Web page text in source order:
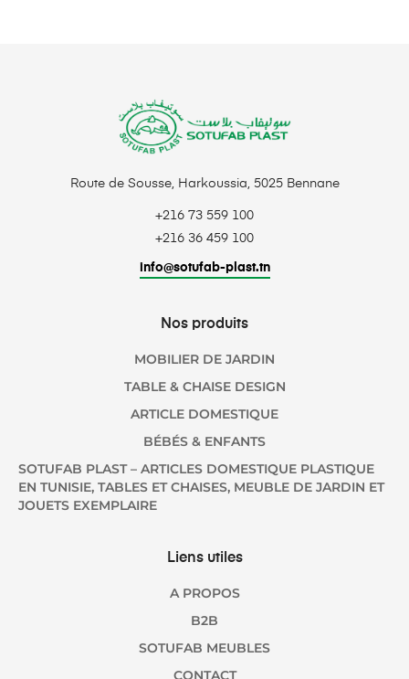
Route de Sousse, Harkoussia, 5025 Bennane
+216 73 559 100
+216 36 459 100
info@sotufab-plast.tn
Nos produits
MOBILIER DE JARDIN
TABLE & CHAISE DESIGN
ARTICLE DOMESTIQUE
BÉBÉS & ENFANTS
SOTUFAB PLAST – ARTICLES DOMESTIQUE PLASTIQUE
EN TUNISIE, TABLES ET CHAISES, MEUBLE DE JARDIN ET
JOUETS EXEMPLAIRE
Liens utiles
A PROPOS
B2B
SOTUFAB MEUBLES
CONTACT